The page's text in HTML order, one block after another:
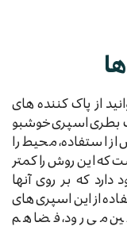
از پاک کننده های
بطری اسپری خوشبو
از استفاده، محیط را
که این روش را کمتر
دارد که بر روی آنها
از این اسپری های
بین می رود، فضا هم